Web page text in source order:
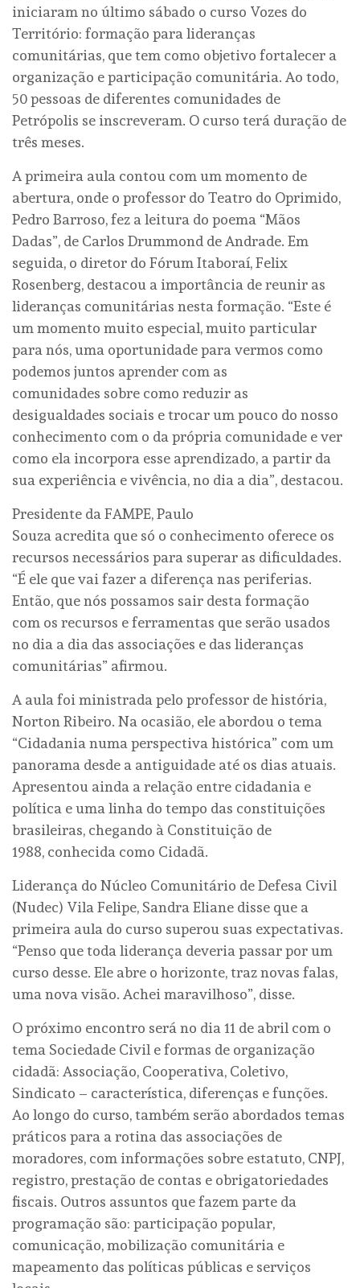
iniciaram no último sábado o curso Vozes do
Território: formação para lideranças
comunitárias, que tem como objetivo fortalecer a
organização e participação comunitária. Ao todo,
50 pessoas de diferentes comunidades de
Petrópolis se inscreveram. O curso terá duração de
três meses.
A primeira aula contou com um momento de
abertura, onde o professor do Teatro do Oprimido,
Pedro Barroso, fez a leitura do poema “Mãos
Dadas”, de Carlos Drummond de Andrade. Em
seguida, o diretor do Fórum Itaboraí, Felix
Rosenberg, destacou a importância de reunir as
lideranças comunitárias nesta formação. “Este é
um momento muito especial, muito particular
para nós, uma oportunidade para vermos como
podemos juntos aprender com as
comunidades sobre como reduzir as
desigualdades sociais e trocar um pouco do nosso
conhecimento com o da própria comunidade e ver
como ela incorpora esse aprendizado, a partir da
sua experiência e vivência, no dia a dia”, destacou.
Presidente da FAMPE, Paulo
Souza acredita que só o conhecimento oferece os
recursos necessários para superar as dificuldades.
“É ele que vai fazer a diferença nas periferias.
Então, que nós possamos sair desta formação
com os recursos e ferramentas que serão usados
no dia a dia das associações e das lideranças
comunitárias” afirmou.
A aula foi ministrada pelo professor de história,
Norton Ribeiro. Na ocasião, ele abordou o tema
“Cidadania numa perspectiva histórica” com um
panorama desde a antiguidade até os dias atuais.
Apresentou ainda a relação entre cidadania e
política e uma linha do tempo das constituições
brasileiras, chegando à Constituição de
1988, conhecida como Cidadã.
Liderança do Núcleo Comunitário de Defesa Civil
(Nudec) Vila Felipe, Sandra Eliane disse que a
primeira aula do curso superou suas expectativas.
“Penso que toda liderança deveria passar por um
curso desse. Ele abre o horizonte, traz novas falas,
uma nova visão. Achei maravilhoso”, disse.
O próximo encontro será no dia 11 de abril com o
tema Sociedade Civil e formas de organização
cidadã: Associação, Cooperativa, Coletivo,
Sindicato – característica, diferenças e funções.
Ao longo do curso, também serão abordados temas
práticos para a rotina das associações de
moradores, com informações sobre estatuto, CNPJ,
registro, prestação de contas e obrigatoriedades
fiscais. Outros assuntos que fazem parte da
programação são: participação popular,
comunicação, mobilização comunitária e
mapeamento das políticas públicas e serviços